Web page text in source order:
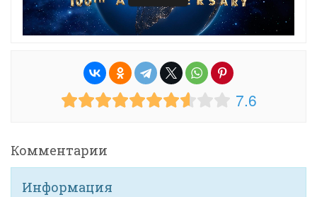
7.6
Комментарии
Информация